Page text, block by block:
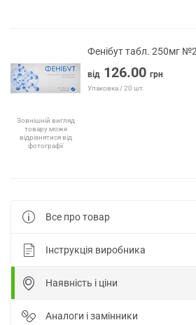
Зовнішній вигляд
товару може
відрізнятися від
фотографії
Фенібут табл. 250мг
від 126.00 грн
Упаковка / 20 шт.
Все про товар
Інструкція виробника
Наявність і ціни
Аналоги і замінники